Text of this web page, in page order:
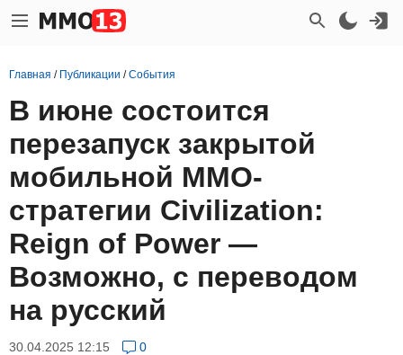
Главная / Публикации /События
В июне состоится
перезапуск закрытой
мобильной ММО-
стратегии Civilization:
Reign of Power —
Возможно, с переводом
на русский
30.04.2025 12:15 0